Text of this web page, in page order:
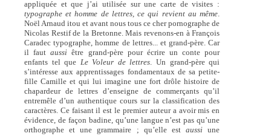
appliquée et que j’ai utilisée sur une carte de visites :
typographe et homme de lettres, ce qui revient au même.
Noël Arnaud itou et avant nous tous ce cher pornographe de
Nicolas Restif de la Bretonne. Mais revenons-en à François
Caradec typographe, homme de lettres... et grand-père. Car
il fautaussi être grand-père pour écrire un conte pour
enfants tel que Le Voleur de lettres. Un grand-père qui
s’intéresse aux apprentissages fondamentaux de sa petite-
fille Camille et qui lui imagine une fort drôle histoire de
chapardeur de lettres d’enseigne de commerçants qu’il
entremêle d’un authentique cours sur la classification des
caractères. Ce faisant il est le premier auteur a avoir mis en
évidence, de façon badine, qu’une langue n’est pas qu’une
orthographe et une grammaire ; qu’elle estaussi une